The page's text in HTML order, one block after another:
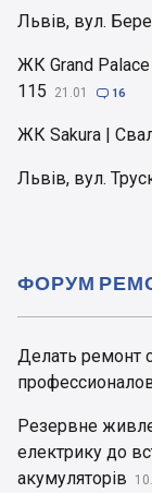
Львів, вул.
ЖК Grand
115
21.01  16
ЖК Sakura |
Львів, вул.
Делать ремонт
Резервне
електрику до
акумуляторів
ФОРУМ